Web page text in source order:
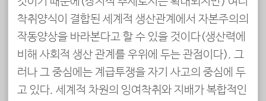
착취양식이 결합된 세계적 생산관계에서 자본주의의
작동양상을 바라본다고 할 수 있을 것이다(생산력에
비해 사회적 생산 관계를 우위에 두는 관점이다). 그
러나 그 중심에는 계급투쟁을 자기 사고의 중심에 두
고 있다. 세계적 차원의 잉여착취와 지배가 복합적인